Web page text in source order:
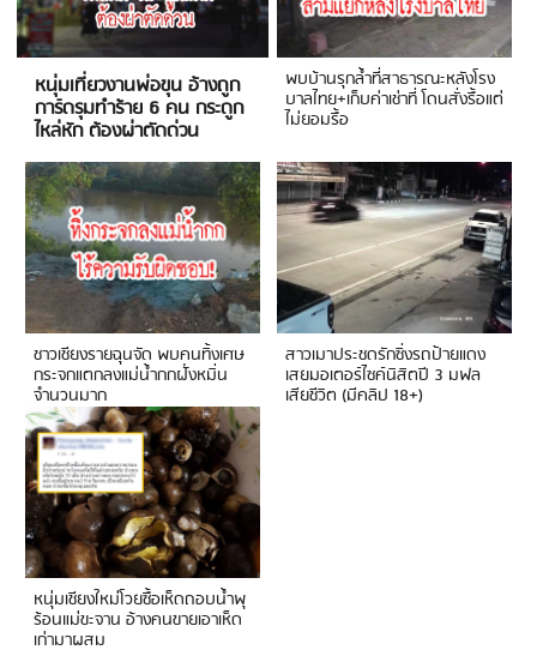
หนุ่มเที่ยวงานพ่อขุน อ้างถูก
การ์ดรุมทำร้าย 6 คน กระดูก
ไหล่หัก ต้องผ่าตัดด่วน
พบบ้านรุกล้ำที่สาธารณะหลังโรง
บาลไทย+เก็บค่าเช่าที่ โดนสั่งรื้อแต่
ไม่ยอมรื้อ
ชาวเชียงรายฉุนจัด พบคนทิ้งเศษ
กระจกแตกลงแม่น้ำกกฝั่งหมิ่น
จำนวนมาก
สาวเมาประชดรักซิ่งรถป้ายแดง
เสยมอเตอร์ไซค์นิสิตปี 3 มฟล
เสียชีวิต (มีคลิป 18+)
หนุ่มเชียงใหม่โวยซื้อเห็ดถอบน้ำพุ
ร้อนแม่ขะจาน อ้างคนขายเอาเห็ด
เก่ามาผสม